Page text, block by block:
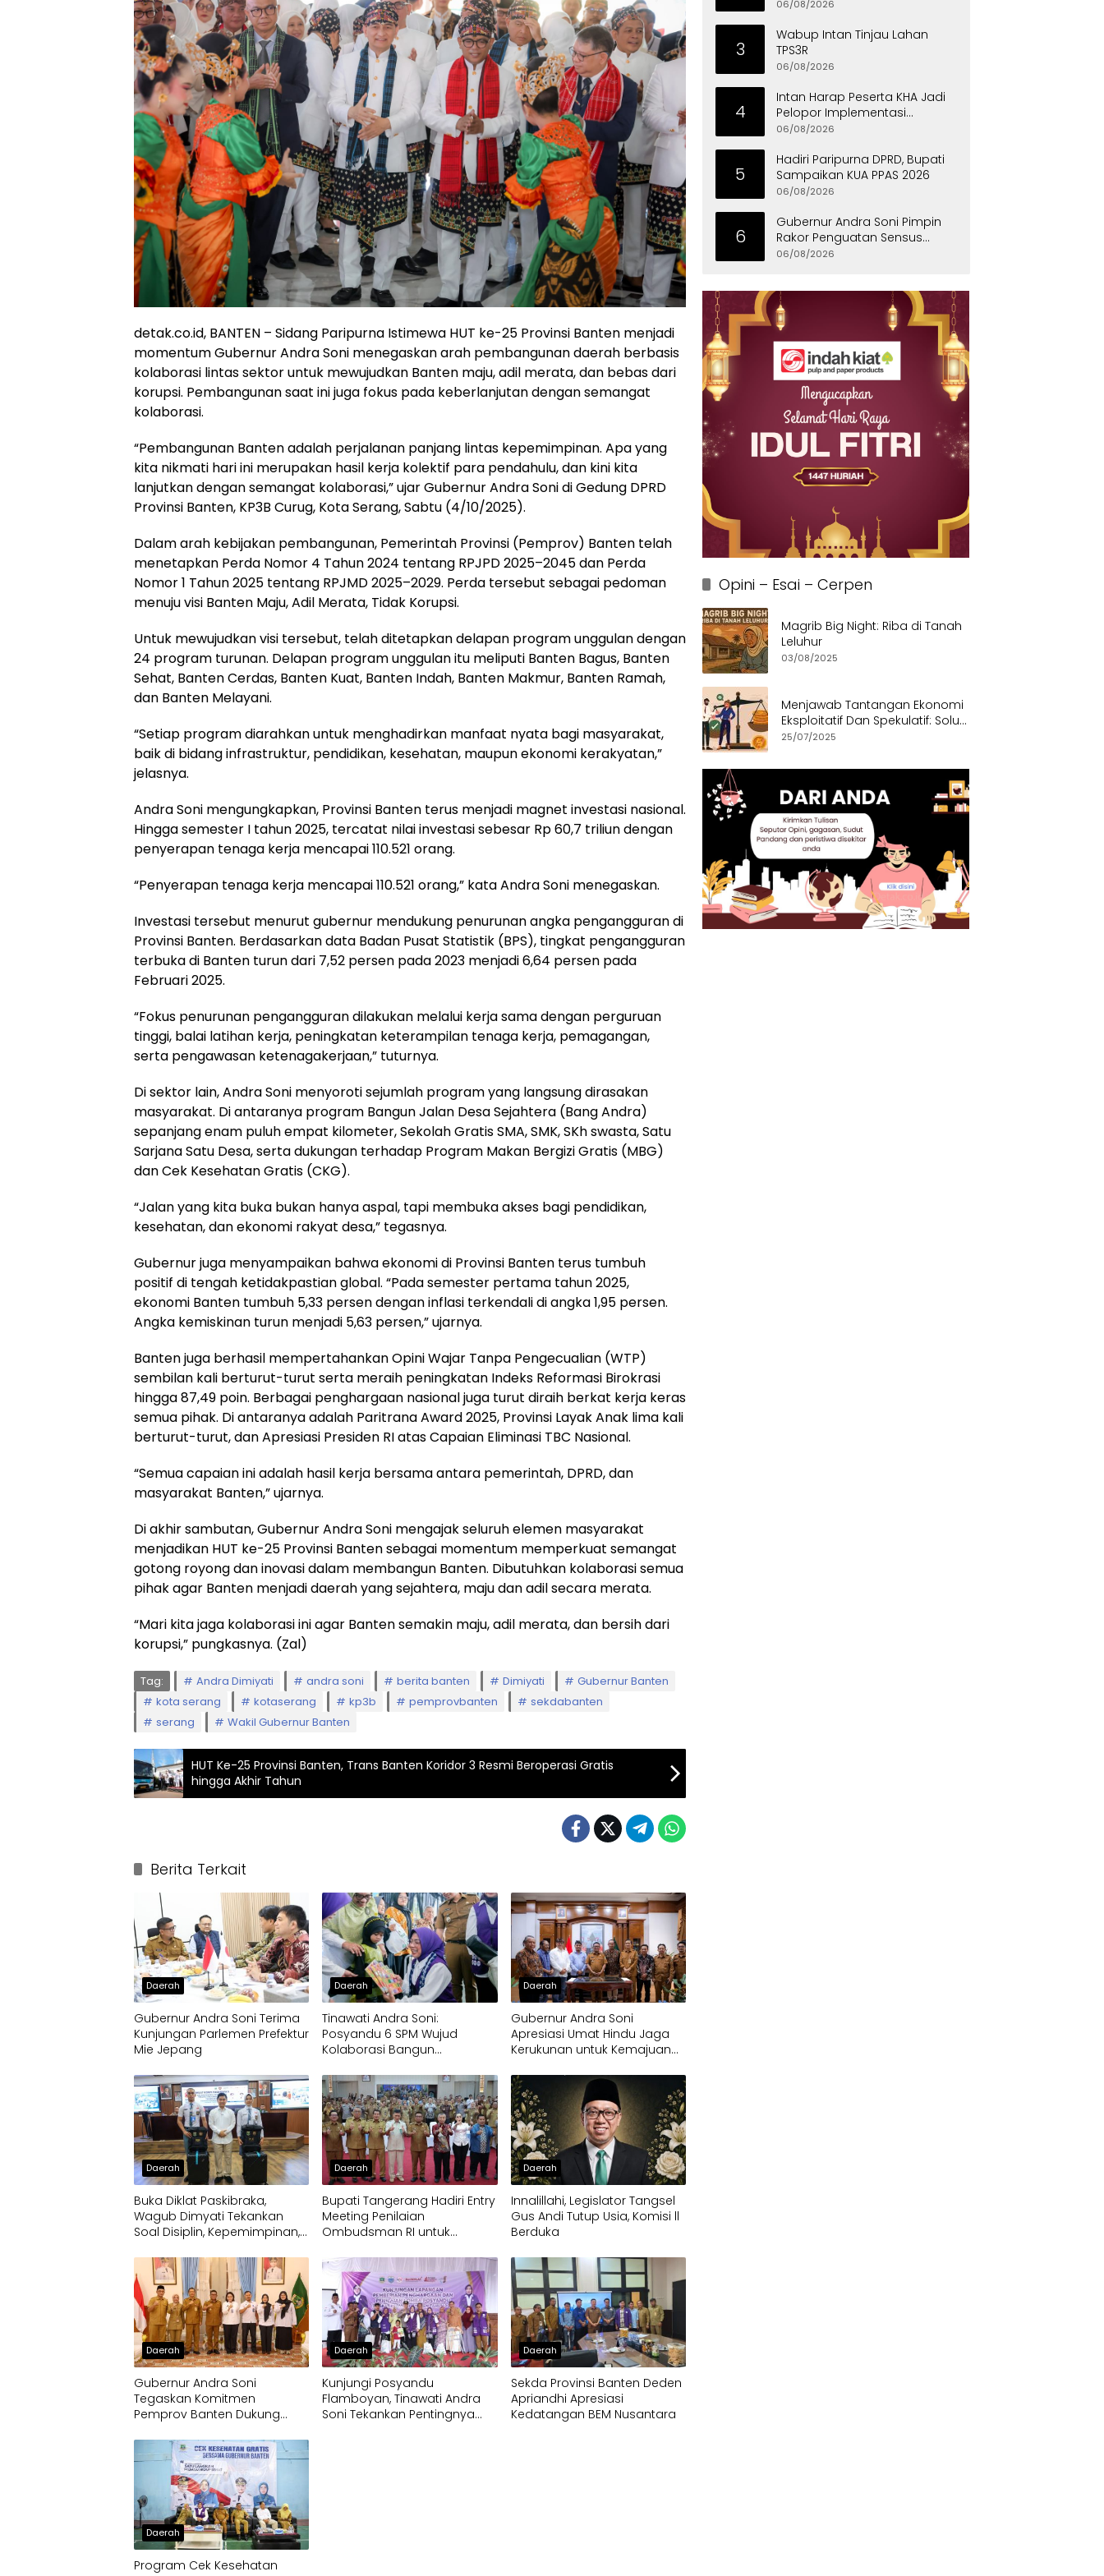
detak.co.id, BANTEN – Sidang Paripurna Istimewa HUT ke-25 Provinsi Banten menjadi
momentum Gubernur Andra Soni menegaskan arah pembangunan daerah berbasis
kolaborasi lintas sektor untuk mewujudkan Banten maju, adil merata, dan bebas dari
korupsi. Pembangunan saat ini juga fokus pada keberlanjutan dengan semangat
kolaborasi.
“Pembangunan Banten adalah perjalanan panjang lintas kepemimpinan. Apa yang
kita nikmati hari ini merupakan hasil kerja kolektif para pendahulu, dan kini kita
lanjutkan dengan semangat kolaborasi,” ujar Gubernur Andra Soni di Gedung DPRD
Provinsi Banten, KP3B Curug, Kota Serang, Sabtu (4/10/2025).
Dalam arah kebijakan pembangunan, Pemerintah Provinsi (Pemprov) Banten telah
menetapkan Perda Nomor 4 Tahun 2024 tentang RPJPD 2025–2045 dan Perda
Nomor 1 Tahun 2025 tentang RPJMD 2025–2029. Perda tersebut sebagai pedoman
menuju visi Banten Maju, Adil Merata, Tidak Korupsi.
Untuk mewujudkan visi tersebut, telah ditetapkan delapan program unggulan dengan
24 program turunan. Delapan program unggulan itu meliputi Banten Bagus, Banten
Sehat, Banten Cerdas, Banten Kuat, Banten Indah, Banten Makmur, Banten Ramah,
dan Banten Melayani.
“Setiap program diarahkan untuk menghadirkan manfaat nyata bagi masyarakat,
baik di bidang infrastruktur, pendidikan, kesehatan, maupun ekonomi kerakyatan,”
jelasnya.
Andra Soni mengungkapkan, Provinsi Banten terus menjadi magnet investasi nasional.
Hingga semester I tahun 2025, tercatat nilai investasi sebesar Rp 60,7 triliun dengan
penyerapan tenaga kerja mencapai 110.521 orang.
“Penyerapan tenaga kerja mencapai 110.521 orang,” kata Andra Soni menegaskan.
Investasi tersebut menurut gubernur mendukung penurunan angka pengangguran di
Provinsi Banten. Berdasarkan data Badan Pusat Statistik (BPS), tingkat pengangguran
terbuka di Banten turun dari 7,52 persen pada 2023 menjadi 6,64 persen pada
Februari 2025.
“Fokus penurunan pengangguran dilakukan melalui kerja sama dengan perguruan
tinggi, balai latihan kerja, peningkatan keterampilan tenaga kerja, pemagangan,
serta pengawasan ketenagakerjaan,” tuturnya.
Di sektor lain, Andra Soni menyoroti sejumlah program yang langsung dirasakan
masyarakat. Di antaranya program Bangun Jalan Desa Sejahtera (Bang Andra)
sepanjang enam puluh empat kilometer, Sekolah Gratis SMA, SMK, SKh swasta, Satu
Sarjana Satu Desa, serta dukungan terhadap Program Makan Bergizi Gratis (MBG)
dan Cek Kesehatan Gratis (CKG).
“Jalan yang kita buka bukan hanya aspal, tapi membuka akses bagi pendidikan,
kesehatan, dan ekonomi rakyat desa,” tegasnya.
Gubernur juga menyampaikan bahwa ekonomi di Provinsi Banten terus tumbuh
positif di tengah ketidakpastian global. “Pada semester pertama tahun 2025,
ekonomi Banten tumbuh 5,33 persen dengan inflasi terkendali di angka 1,95 persen.
Angka kemiskinan turun menjadi 5,63 persen,” ujarnya.
Banten juga berhasil mempertahankan Opini Wajar Tanpa Pengecualian (WTP)
sembilan kali berturut-turut serta meraih peningkatan Indeks Reformasi Birokrasi
hingga 87,49 poin. Berbagai penghargaan nasional juga turut diraih berkat kerja keras
semua pihak. Di antaranya adalah Paritrana Award 2025, Provinsi Layak Anak lima kali
berturut-turut, dan Apresiasi Presiden RI atas Capaian Eliminasi TBC Nasional.
“Semua capaian ini adalah hasil kerja bersama antara pemerintah, DPRD, dan
masyarakat Banten,” ujarnya.
Di akhir sambutan, Gubernur Andra Soni mengajak seluruh elemen masyarakat
menjadikan HUT ke-25 Provinsi Banten sebagai momentum memperkuat semangat
gotong royong dan inovasi dalam membangun Banten. Dibutuhkan kolaborasi semua
pihak agar Banten menjadi daerah yang sejahtera, maju dan adil secara merata.
“Mari kita jaga kolaborasi ini agar Banten semakin maju, adil merata, dan bersih dari
korupsi,” pungkasnya. (Zal)
Tag: Andra Dimiyati andra soni berita banten Dimiyati
Gubernur Banten
kota serang
kotaserang kp3b pemprovbanten
sekdabanten
serang
Wakil Gubernur Banten
HUT Ke-25 Provinsi Banten, Trans Banten Koridor 3 Resmi Beroperasi Gratis
hingga Akhir Tahun
Berita Terkait
Daerah
Gubernur Andra Soni Terima
Kunjungan Parlemen Prefektur
Mie Jepang
Daerah
Tinawati Andra Soni:
Posyandu 6 SPM Wujud
Kolaborasi Bangun
Daerah
Gubernur Andra Soni
Apresiasi Umat Hindu Jaga
Kerukunan untuk Kemajuan
Daerah
Buka Diklat Paskibraka,
Wagub Dimyati Tekankan
Soal Disiplin, Kepemimpinan,
Daerah
Bupati Tangerang Hadiri Entry
Meeting Penilaian
Ombudsman RI untuk
Pelayanan Publik
Daerah
Innalillahi, Legislator Tangsel
Gus Andi Tutup Usia, Komisi ll
Berduka
Daerah
Gubernur Andra Soni
Tegaskan Komitmen
Pemprov Banten Dukung
Daerah
Kunjungi Posyandu
Flamboyan, Tinawati Andra
Soni Tekankan Pentingnya
Daerah
Sekda Provinsi Banten Deden
Apriandhi Apresiasi
Kedatangan BEM Nusantara
Daerah
Program Cek Kesehatan
06/08/2026
3
Wabup Intan Tinjau Lahan
TPS3R
06/08/2026
4
Intan Harap Peserta KHA Jadi
Pelopor Implementasi
Permainan Tradisional
06/08/2026
5
Hadiri Paripurna DPRD, Bupati
Sampaikan KUA PPAS 2026
06/08/2026
6
Gubernur Andra Soni Pimpin
Rakor Penguatan Sensus
Ekonomi 2026 Provinsi Banten
06/08/2026
Opini – Esai – Cerpen
Magrib Big Night: Riba di Tanah
Leluhur
03/08/2025
Menjawab Tantangan Ekonomi
Eksploitatif Dan Spekulatif: Solusi
Etis dan Berkeadilan
25/07/2025